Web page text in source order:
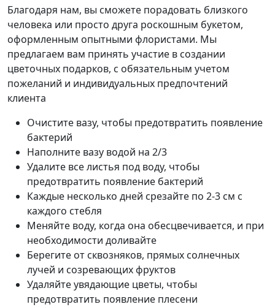
Благодаря нам, вы сможете порадовать близкого
человека или просто друга роскошным букетом,
оформленным опытными флористами. Мы
предлагаем вам принять участие в создании
цветочных подарков, с обязательным учетом
пожеланий и индивидуальных предпочтений
клиента
Очистите вазу, чтобы предотвратить появление
бактерий
Наполните вазу водой на 2/3
Удалите все листья под воду, чтобы
предотвратить появление бактерий
Каждые несколько дней срезайте по 2-3 см с
каждого стебля
Меняйте воду, когда она обесцвечивается, и при
необходимости доливайте
Берегите от сквозняков, прямых солнечных
лучей и созревающих фруктов
Удаляйте увядающие цветы, чтобы
предотвратить появление плесени